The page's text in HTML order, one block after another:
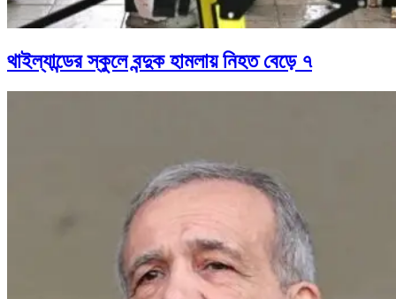
থাইল্যান্ডের স্কুলে বন্দুক হামলায় নিহত বেড়ে ৭